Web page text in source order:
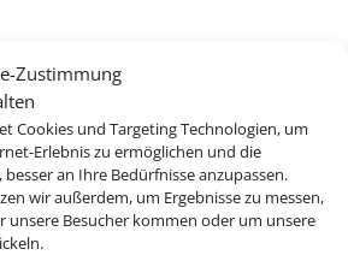
Zustimmung
Cookies und Targeting Technologien, um
Erlebnis zu ermöglichen und die
besser an Ihre Bedürfnisse anzupassen.
wir außerdem, um Ergebnisse zu messen,
unsere Besucher kommen oder um unsere